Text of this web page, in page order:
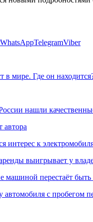
WhatsAppTelegramViber
в мире. Где он
нашли
автора
интерес к
выигрывает у
машиной перестаёт
с пробегом